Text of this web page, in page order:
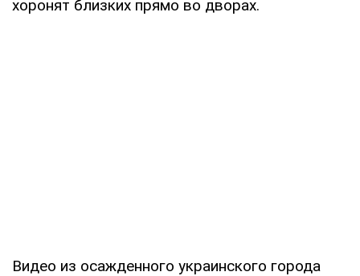
хоронят близких прямо во дворах.
Видео из осажденного украинского города